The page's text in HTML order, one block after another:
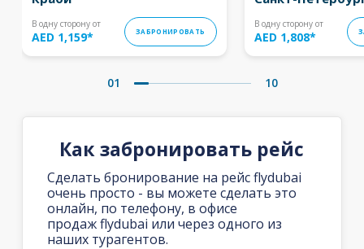
В одну сторону от
AED 1,159* ЗАБРОНИРОВАТЬ
В одну сторону от
AED 1,808*
01 10
Как забронировать рейс
Сделать бронирование на рейс flydubai
очень просто - вы можете сделать это
онлайн, по телефону, в офисе
продаж flydubai или через одного из
наших турагентов.